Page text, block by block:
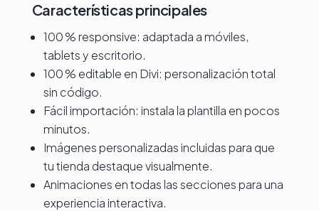
Características principales
100 % responsive: adaptada a móviles,
tablets y escritorio.
100 % editable en Divi: personalización total
sin código.
Fácil importación: instala la plantilla en pocos
minutos.
Imágenes personalizadas incluidas para que
tu tienda destaque visualmente.
Animaciones en todas las secciones para una
experiencia interactiva.